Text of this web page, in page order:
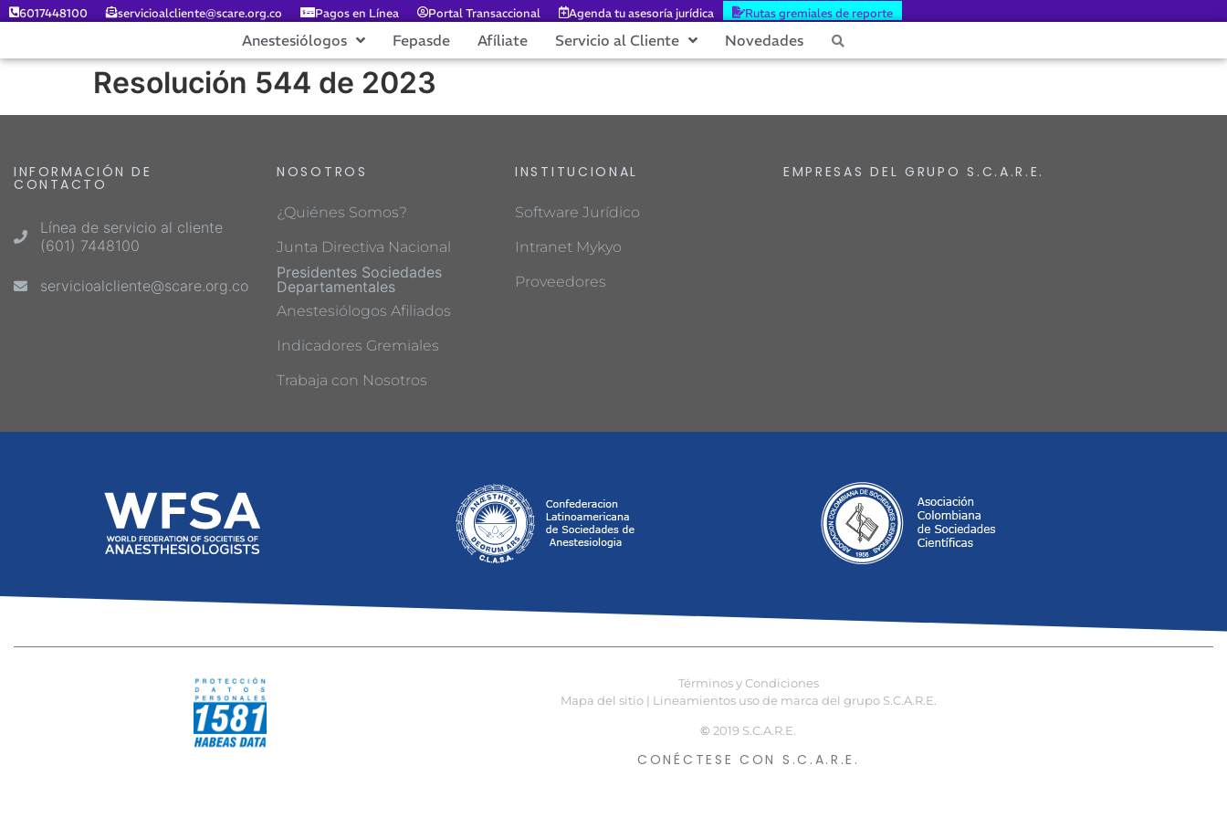
6017448100 servicioalcliente@scare.org.co Pagos en Línea Portal Transaccional Agenda tu asesoría jurídica Rutas gremiales de reporte
Anestesiólogos Fepasde Afíliate Servicio al Cliente Novedades
Resolución 544 de 2023
INFORMACIÓN DE
CONTACTO
Línea de servicio al cliente
(601) 7448100
servicioalcliente@scare.org.co
NOSOTROS
¿Quiénes Somos?
Junta Directiva Nacional
Presidentes Sociedades
Departamentales
Anestesiólogos Afiliados
Indicadores Gremiales
Trabaja con Nosotros
INSTITUCIONAL
Software Jurídico
Intranet Mykyo
Proveedores
EMPRESAS DEL GRUPO S.C.A.R.E.
Términos y Condiciones
Mapa del sitio |
Lineamientos uso de marca del grupo S.C.A.R.E.
©2019 S.C.A.R.E.
CONÉCTESE CON S.C.A.R.E.